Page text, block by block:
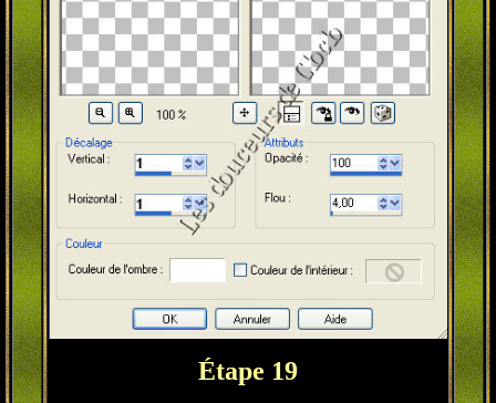
Étape 19